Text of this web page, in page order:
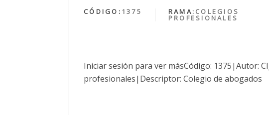
CÓDIGO: 1375 RAMA: COLEGIOS
PROFESIONALES
Iniciar sesión para ver másCódigo: 1375|Autor:
profesionales|Descriptor: Colegio de abogados